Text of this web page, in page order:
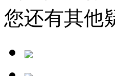
您还有其他